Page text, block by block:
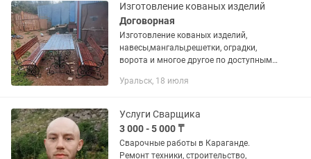
Изготовление кованых изделий
Договорная
Изготовление кованых изделий,
навесы,мангалы,решетки, оградки,
ворота и многое другое по доступным
Уральск, 18 июля
Услуги Сварщика
3 000 - 5 000 ₸
Сварочные работы в Караганде.
Ремонт техники, строительство,